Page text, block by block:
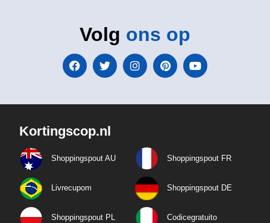
Volg ons op
Kortingscop.nl
Shoppingspout AU Shoppingspout FR
Livrecupom Shoppingspout DE
Shoppingspout PL Codicegratuito